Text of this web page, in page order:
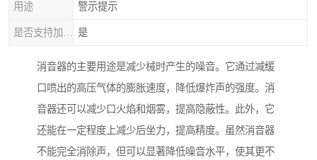
用途 警示提示
是
消音器的主要用途是减少械时产生的噪音。它通过减缓
口喷出的高压气体的膨胀速度，降低爆炸声的强度。消
音器还可以减少口火焰和烟雾，提高隐蔽性。此外，它
还能在一定程度上减少后坐力，提高精度。虽然消音器
不能完全消除声，但可以显著降低噪音水平，使其更不